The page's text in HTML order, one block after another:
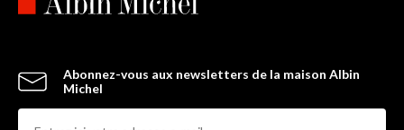
Abonnez-vous aux newsletters de la maison Albin
Michel